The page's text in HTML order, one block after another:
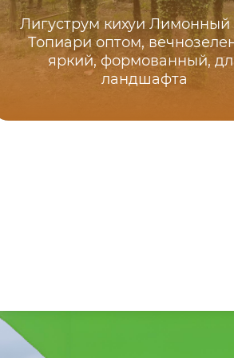
Лигуструм кихуи Лимонный
Топиари оптом,
яркий, формованный,
ландшафта